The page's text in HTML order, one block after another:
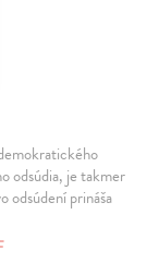
odsúdia, je takmer
odsúdení prináša